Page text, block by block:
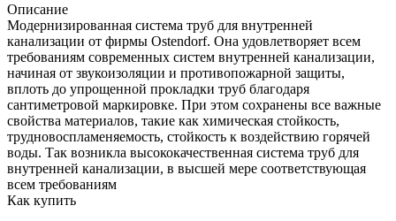
Описание
Модернизированная система труб для внутренней
канализации от фирмы Ostendorf. Она удовлетворяет всем
требованиям современных систем внутренней канализации,
начиная от звукоизоляции и противопожарной защиты,
вплоть до упрощенной прокладки труб благодаря
сантиметровой маркировке. При этом сохранены все важные
свойства материалов, такие как химическая стойкость,
трудновоспламеняемость, стойкость к воздействию горячей
воды. Так возникла высококачественная система труб для
внутренней канализации, в высшей мере соответствующая
всем требованиям
Как купить